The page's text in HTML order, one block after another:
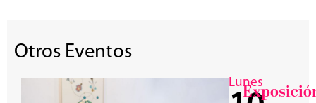
Otros Eventos
Lunes